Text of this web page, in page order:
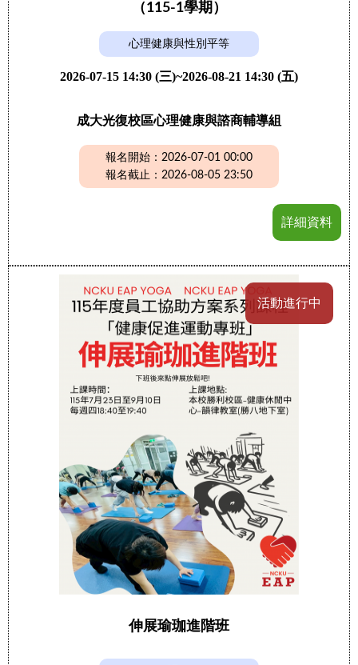
（115-1學期）
心理健康與性別平等
2026-07-15 14:30 (三)~2026-08-21 14:30 (五)
成大光復校區心理健康與諮商輔導組
報名開始：2026-07-01 00:00
報名截止：2026-08-05 23:50
詳細資料
活動進行中
伸展瑜珈進階班